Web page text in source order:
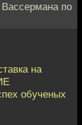
Вассермана по
на
обученых